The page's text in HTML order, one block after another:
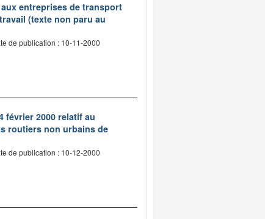
entreprises de transport
(texte non paru au
de publication : 10-11-2000
février 2000 relatif au
routiers non urbains de
de publication : 10-12-2000